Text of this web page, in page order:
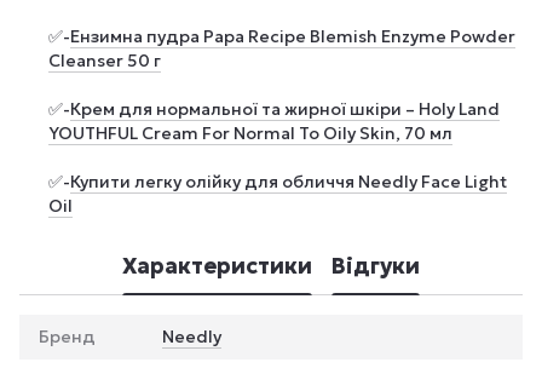
✅-Ензимна пудра Papa Recipe Blemish Enzyme Powder
Cleanser 50 г
✅-Крем для нормальної та жирної шкіри – Holy Land
YOUTHFUL Cream For Normal To Oily Skin, 70 мл
✅-Купити легку олійку для обличчя Needly Face Light
Oil
Характеристики Відгуки
Бренд Needly